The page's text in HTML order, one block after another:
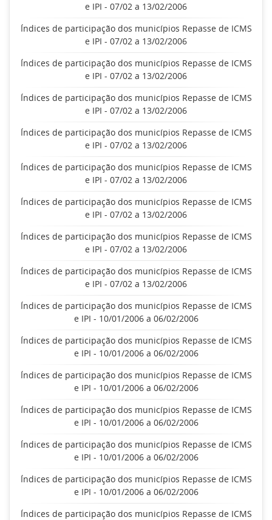
e IPI - 07/02 a 13/02/2006
Índices de participação dos municípios Repasse de ICMS
e IPI - 07/02 a 13/02/2006
Índices de participação dos municípios Repasse de ICMS
e IPI - 07/02 a 13/02/2006
Índices de participação dos municípios Repasse de ICMS
e IPI - 07/02 a 13/02/2006
Índices de participação dos municípios Repasse de ICMS
e IPI - 07/02 a 13/02/2006
Índices de participação dos municípios Repasse de ICMS
e IPI - 07/02 a 13/02/2006
Índices de participação dos municípios Repasse de ICMS
e IPI - 07/02 a 13/02/2006
Índices de participação dos municípios Repasse de ICMS
e IPI - 07/02 a 13/02/2006
Índices de participação dos municípios Repasse de ICMS
e IPI - 07/02 a 13/02/2006
Índices de participação dos municípios Repasse de ICMS
e IPI - 10/01/2006 a 06/02/2006
Índices de participação dos municípios Repasse de ICMS
e IPI - 10/01/2006 a 06/02/2006
Índices de participação dos municípios Repasse de ICMS
e IPI - 10/01/2006 a 06/02/2006
Índices de participação dos municípios Repasse de ICMS
e IPI - 10/01/2006 a 06/02/2006
Índices de participação dos municípios Repasse de ICMS
e IPI - 10/01/2006 a 06/02/2006
Índices de participação dos municípios Repasse de ICMS
e IPI - 10/01/2006 a 06/02/2006
Índices de participação dos municípios Repasse de ICMS